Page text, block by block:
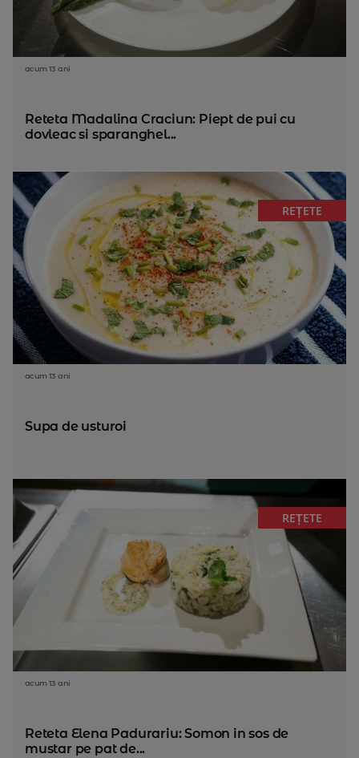
acum 13 ani
Reteta Madalina Craciun: Piept de pui cu
dovleac si sparanghel...
REȚETE
acum 13 ani
Supa de usturoi
REȚETE
acum 13 ani
Reteta Elena Padurariu: Somon in sos de
mustar pe pat de...